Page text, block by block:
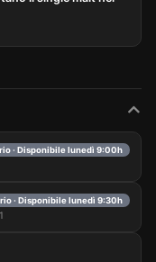
· Disponibile lunedì 9:00h
· Disponibile lunedì 9:30h